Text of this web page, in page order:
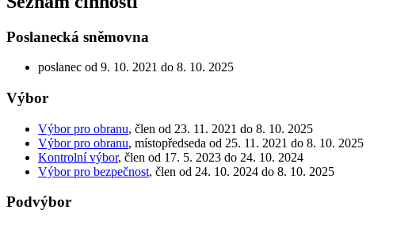
Poslanecká sněmovna
poslanec od 9. 10. 2021 do 8. 10. 2025
Výbor
Výbor pro obranu, člen od 23. 11. 2021 do 8. 10. 2025
Výbor pro obranu, místopředseda od 25. 11. 2021 do 8. 10. 2025
Kontrolní výbor, člen od 17. 5. 2023 do 24. 10. 2024
Výbor pro bezpečnost, člen od 24. 10. 2024 do 8. 10. 2025
Podvýbor